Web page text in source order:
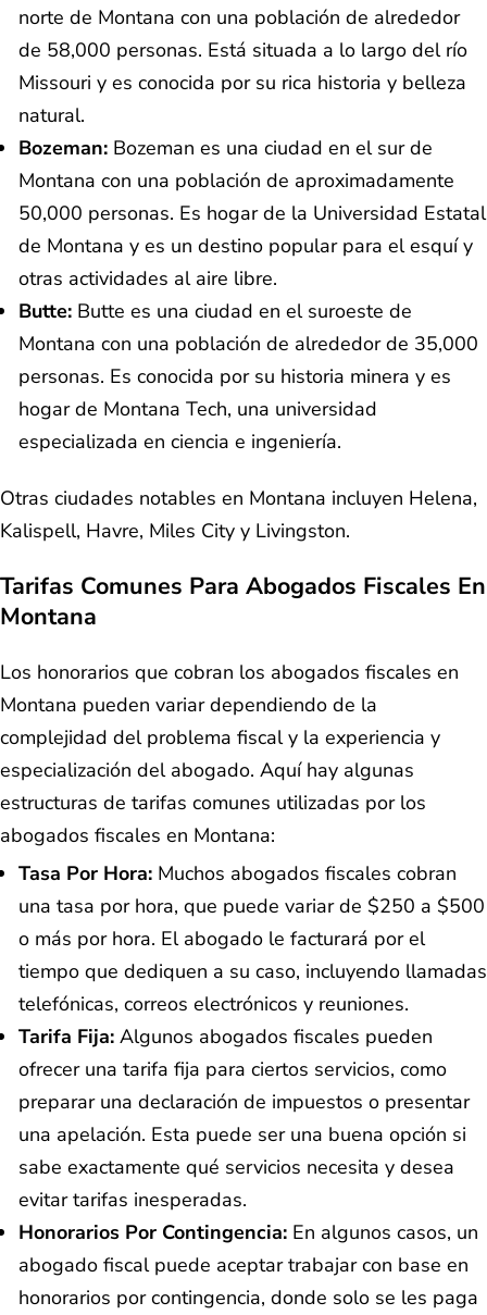
norte de Montana con una población de alrededor
de 58,000 personas. Está situada a lo largo del río
Missouri y es conocida por su rica historia y belleza
natural.
Bozeman: Bozeman es una ciudad en el sur de
Montana con una población de aproximadamente
50,000 personas. Es hogar de la Universidad Estatal
de Montana y es un destino popular para el esquí y
otras actividades al aire libre.
Butte: Butte es una ciudad en el suroeste de
Montana con una población de alrededor de 35,000
personas. Es conocida por su historia minera y es
hogar de Montana Tech, una universidad
especializada en ciencia e ingeniería.
Otras ciudades notables en Montana incluyen Helena,
Kalispell, Havre, Miles City y Livingston.
Tarifas Comunes Para Abogados Fiscales En
Montana
Los honorarios que cobran los abogados fiscales en
Montana pueden variar dependiendo de la
complejidad del problema fiscal y la experiencia y
especialización del abogado. Aquí hay algunas
estructuras de tarifas comunes utilizadas por los
abogados fiscales en Montana:
Tasa Por Hora: Muchos abogados fiscales cobran
una tasa por hora, que puede variar de $250 a $500
o más por hora. El abogado le facturará por el
tiempo que dediquen a su caso, incluyendo llamadas
telefónicas, correos electrónicos y reuniones.
Tarifa Fija: Algunos abogados fiscales pueden
ofrecer una tarifa fija para ciertos servicios, como
preparar una declaración de impuestos o presentar
una apelación. Esta puede ser una buena opción si
sabe exactamente qué servicios necesita y desea
evitar tarifas inesperadas.
Honorarios Por Contingencia: En algunos casos, un
abogado fiscal puede aceptar trabajar con base en
honorarios por contingencia, donde solo se les paga